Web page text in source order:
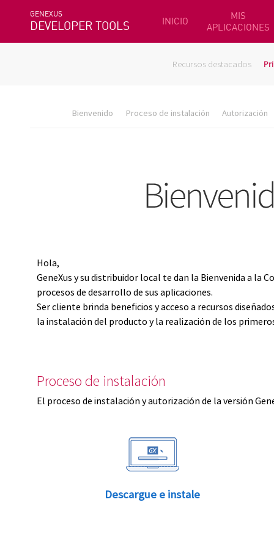
GENEXUS
DEVELOPER TOOLS INICIO
MIS
APLICACIONES
Recursos destacados
Bienvenido Proceso de instalación Autorización
Hola,
GeneXus y su distribuidor local te dan la Bienvenida a la
procesos de desarrollo de sus aplicaciones.
Ser cliente brinda beneficios y acceso a recursos
la instalación del producto y la realización de los
Proceso de instalación
El proceso de instalación y autorización de la versión
Descargue e instale